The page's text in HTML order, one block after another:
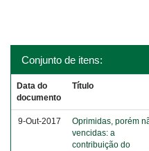
Conjunto de itens:
Data do
documento
Título
9-Out-2017
Oprimidas, porém
vencidas: a
contribuição do